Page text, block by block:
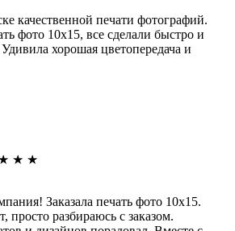
качественной печати фотографий.
фото 10х15, все сделали быстро и
хорошая цветопередача и
★ ★
Заказала печать фото 10х15.
просто разбираюсь с заказом.